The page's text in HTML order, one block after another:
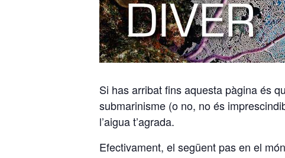
Si has arribat fins aquesta pàgina és
submarinisme (o no, no és
l’aigua t’agrada.
Efectivament, el següent pas en el